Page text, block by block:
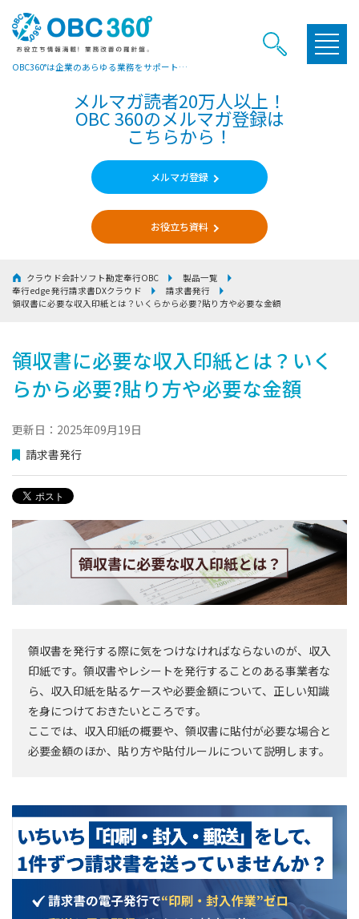
OBC360°は企業のあらゆる業務をサポートするヒントやお役立ち情報をご提供しています
メルマガ読者20万人以上！
OBC 360のメルマガ登録は
こちらから！
メルマガ登録
お役立ち資料
クラウド会計ソフト勘定奉行OBC
製品一覧
奉行edge 発行請求書DXクラウド
請求書発行
領収書に必要な収入印紙とは？いくらから必要?貼り方や必要な金額
領収書に必要な収入印紙とは？いく
らから必要?貼り方や必要な金額
更新日：2025年09月19日
請求書発行
領収書を発行する際に気をつけなければならないのが、収入
印紙です。領収書やレシートを発行することのある事業者な
ら、収入印紙を貼るケースや必要金額について、正しい知識
を身につけておきたいところです。
ここでは、収入印紙の概要や、領収書に貼付が必要な場合と
必要金額のほか、貼り方や貼付ルールについて説明します。